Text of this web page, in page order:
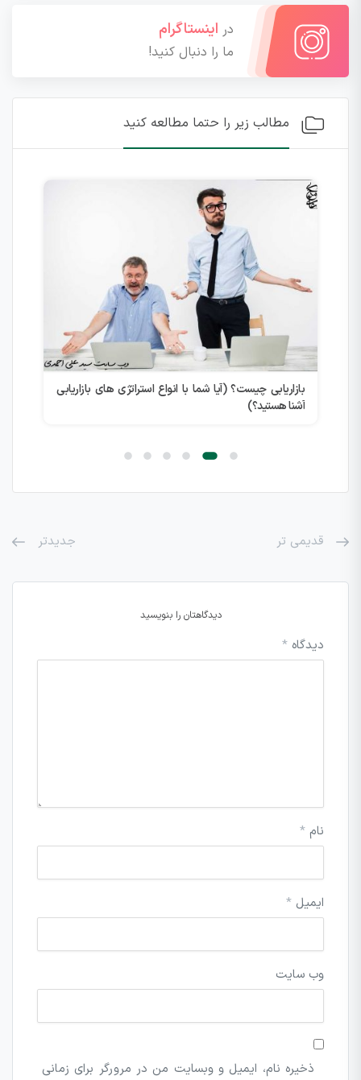
در اینستاگرام
ما را دنبال کنید!
مطالب زیر را حتما مطالعه کنید
بازاریابی چیست؟ (آیا شما با انواع استراتژی های بازاریابی
آشنا هستید؟)
قدیمی تر جدیدتر
دیدگاهتان را بنویسید
دیدگاه *
نام *
ایمیل *
وب‌ سایت
ذخیره نام، ایمیل و وبسایت من در مرورگر برای زمانی